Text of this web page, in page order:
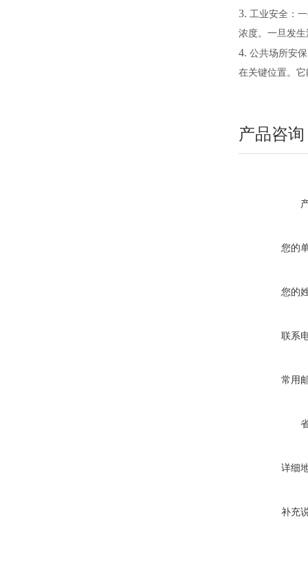
3. 工业安全：
浓度。一旦发
4. 公共场所安
在关键位置。
产品咨询
您的
您的
联系
常用
详细
补充